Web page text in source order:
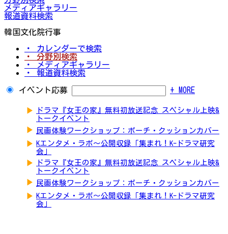
メディアギャラリー
報道資料検索
韓国文化院行事
・ カレンダーで検索
・ 分野別検索
・ メディアギャラリー
・ 報道資料検索
イベント応募 + MORE
▶
ドラマ『女王の家』無料初放送記念 スペシャル上映&
トークイベント
▶ 民画体験ワークショップ：ポーチ・クッションカバー
▶ Kエンタメ・ラボ～公開収録「集まれ！K-ドラマ研究
会」
▶
ドラマ『女王の家』無料初放送記念 スペシャル上映&
トークイベント
▶ 民画体験ワークショップ：ポーチ・クッションカバー
▶ Kエンタメ・ラボ～公開収録「集まれ！K-ドラマ研究
会」